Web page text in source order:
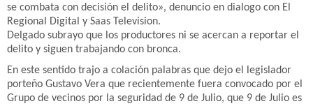
se combata con decisión el delito», denuncio en dialogo con El
Regional Digital y Saas Television.
Delgado subrayo que los productores ni se acercan a reportar el
delito y siguen trabajando con bronca.
En este sentido trajo a colación palabras que dejo el legislador
porteño Gustavo Vera que recientemente fuera convocado por el
Grupo de vecinos por la seguridad de 9 de Julio, que 9 de Julio es